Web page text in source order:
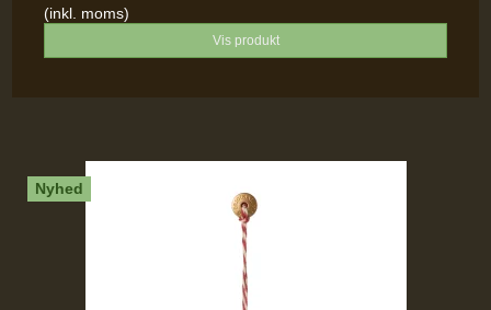
(inkl. moms)
Vis produkt
Nyhed